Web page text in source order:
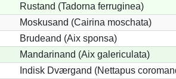
Rustand (Tadorna ferruginea)
Moskusand (Cairina moschata)
Brudeand (Aix sponsa)
Mandarinand (Aix galericulata)
Indisk Dværgand (Nettapus